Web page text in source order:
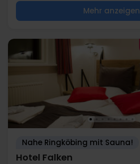
Mehr anzeigen
Nahe Ringköbing mit Sauna!
Hotel Falken